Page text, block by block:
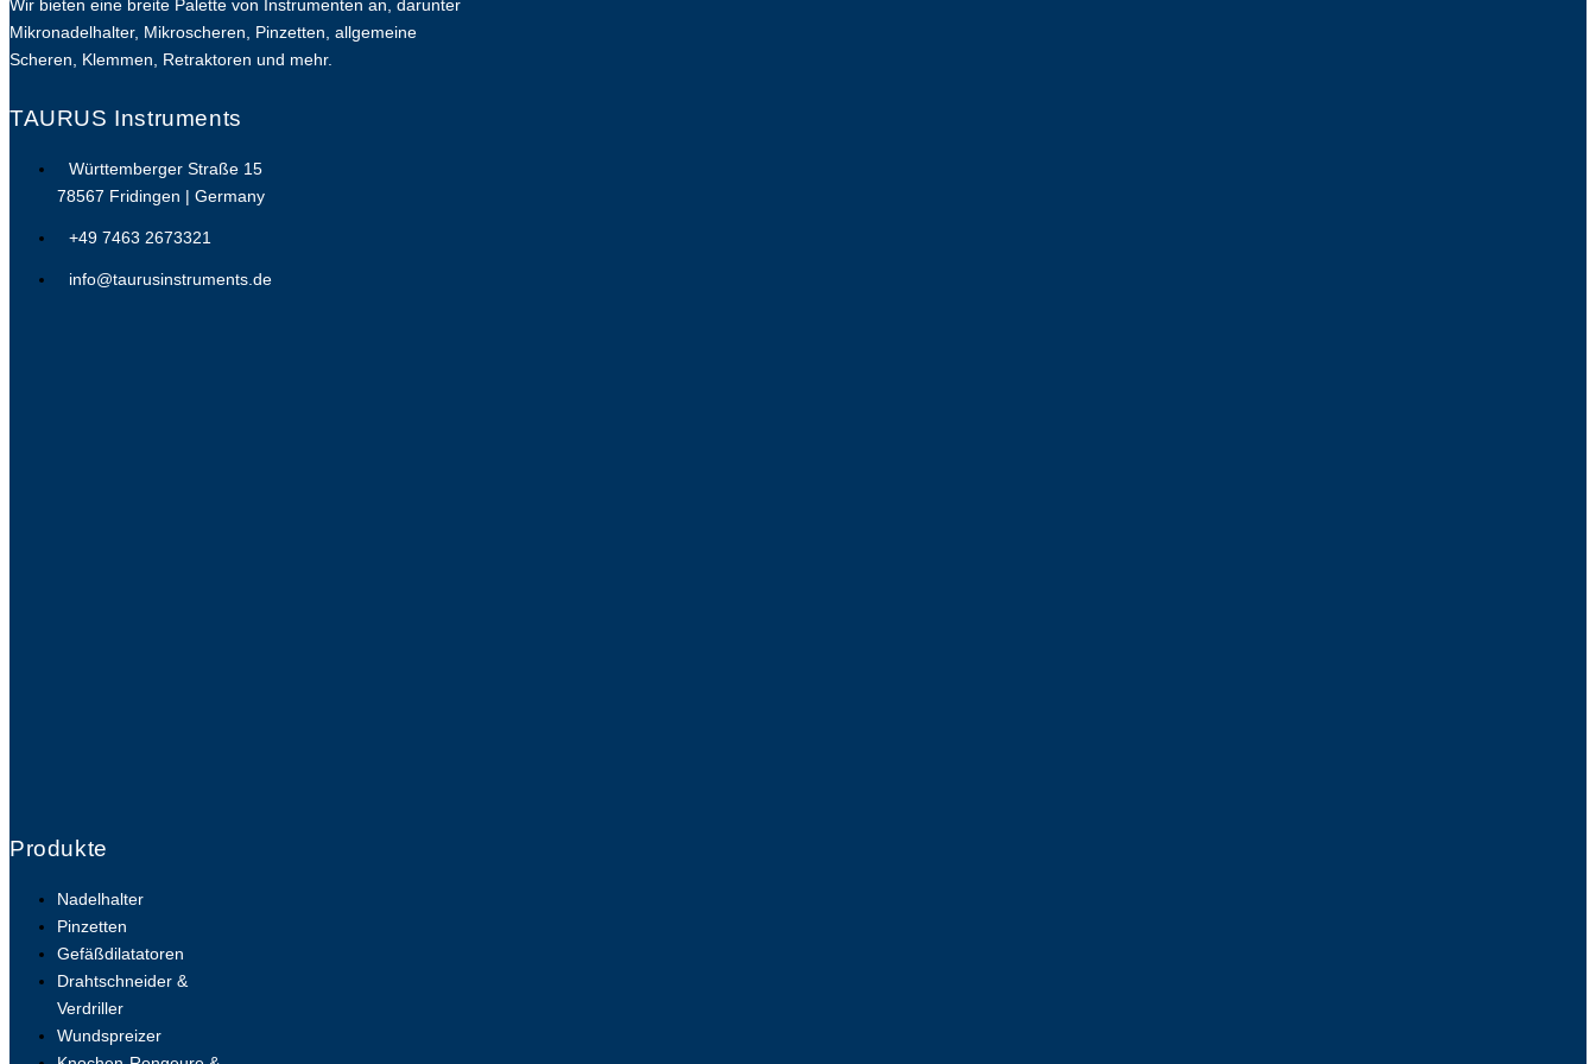
Wir bieten eine breite Palette von Instrumenten an, darunter
Mikronadelhalter, Mikroscheren, Pinzetten, allgemeine
Scheren, Klemmen, Retraktoren und mehr.
TAURUS Instruments
Württemberger Straße 15
78567 Fridingen | Germany
+49 7463 2673321
info@taurusinstruments.de
Produkte
Nadelhalter
Pinzetten
Gefäßdilatatoren
Drahtschneider &
Verdriller
Wundspreizer